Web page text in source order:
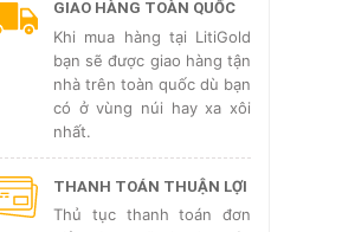
GIAO HÀNG TOÀN QUỐC
Khi mua hàng tại LitiGold
bạn sẽ được giao hàng tận
nhà trên toàn quốc dù bạn
có ở vùng núi hay xa xôi
nhất.
THANH TOÁN THUẬN LỢI
Thủ tục thanh toán đơn